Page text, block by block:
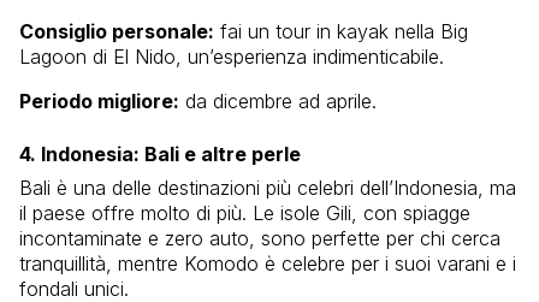
Consiglio personale: fai un tour in kayak nella Big
Lagoon di El Nido, un’esperienza indimenticabile.
Periodo migliore: da dicembre ad aprile.
4. Indonesia: Bali e altre perle
Bali è una delle destinazioni più celebri dell’Indonesia, ma
il paese offre molto di più. Le isole Gili, con spiagge
incontaminate e zero auto, sono perfette per chi cerca
tranquillità, mentre Komodo è celebre per i suoi varani e i
fondali unici.